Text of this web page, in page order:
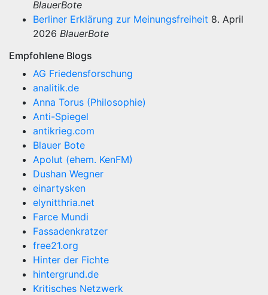
BlauerBote
Berliner Erklärung zur Meinungsfreiheit 8. April
2026 BlauerBote
Empfohlene Blogs
AG Friedensforschung
analitik.de
Anna Torus (Philosophie)
Anti-Spiegel
antikrieg.com
Blauer Bote
Apolut (ehem. KenFM)
Dushan Wegner
einartysken
elynitthria.net
Farce Mundi
Fassadenkratzer
free21.org
Hinter der Fichte
hintergrund.de
Kritisches Netzwerk